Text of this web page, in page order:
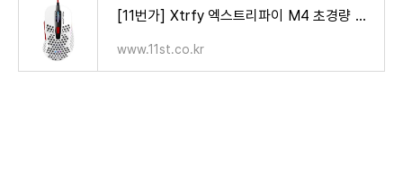
[11번가] Xtrfy 엑스트리파이 M4 초경량 게이밍 마우스 도쿄에디션
www.11st.co.kr